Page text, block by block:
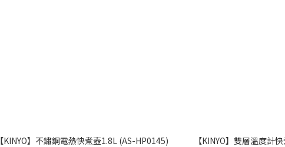
【KINYO】不鏽鋼電熱快煮壺1.8L (AS-HP0145) 【KINYO】雙層溫度計